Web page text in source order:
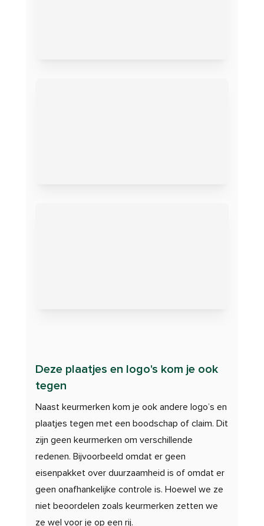
Deze plaatjes en logo's kom je ook
tegen
Naast keurmerken kom je ook andere logo’s en
plaatjes tegen met een boodschap of claim. Dit
zijn geen keurmerken om verschillende
redenen. Bijvoorbeeld omdat er geen
eisenpakket over duurzaamheid is of omdat er
geen onafhankelijke controle is. Hoewel we ze
niet beoordelen zoals keurmerken zetten we
ze wel voor je op een rij.